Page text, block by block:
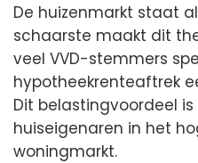
De huizenmarkt staat
schaarste maakt dit
veel VVD-stemmers
hypotheekrenteaftrek
Dit belastingvoordeel
huiseigenaren in het
woningmarkt.